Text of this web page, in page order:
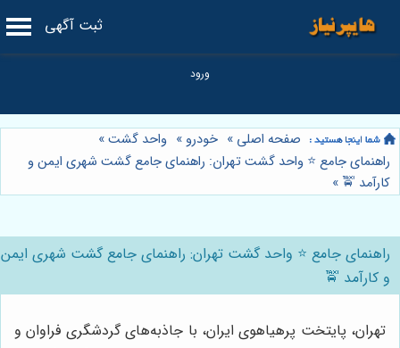
ثبت آگهی
صفحه اصلی » خودرو » واحد گشت»
راهنمای جامع ⭐️ واحد گشت تهران: راهنمای جامع گشت شهری ایمن و
کارآمد 🚖 »
راهنمای جامع ⭐️ واحد گشت تهران: راهنمای جامع گشت شهری ایمن
و کارآمد 🚖
تهران، پایتخت پرهیاهوی ایران، با جاذبه‌های گردشگری فراوان و